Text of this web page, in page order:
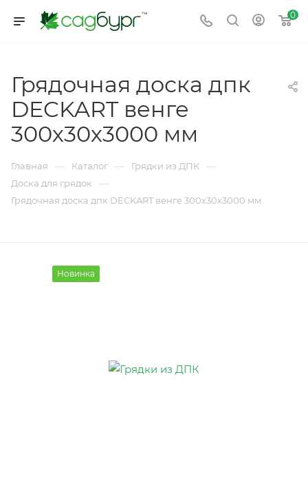
0
Грядочная доска дпк
DECKART венге
300х30х3000 мм
Главная — Каталог — Грядки из ДПК —
Доска для грядок —
Грядочная доска дпк DECKART венге 300х30х3000 мм
Новинка